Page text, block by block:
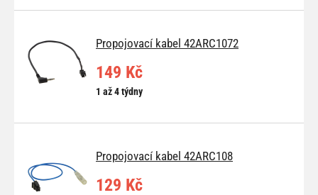
Propojovací kabel 42ARC1072
149 Kč
1 až 4 týdny
Propojovací kabel 42ARC108
129 Kč